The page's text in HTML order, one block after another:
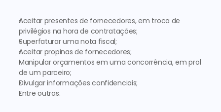
Aceitar presentes de fornecedores, em troca de
privilégios na hora de contratações;
Superfaturar uma nota fiscal;
Aceitar propinas de fornecedores;
Manipular orçamentos em uma concorrência, em prol
de um parceiro;
Divulgar informações confidenciais;
Entre outras.